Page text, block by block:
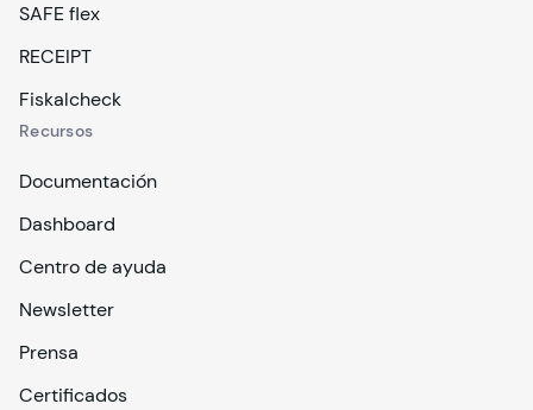
SAFE flex
RECEIPT
Fiskalcheck
Recursos
Documentación
Dashboard
Centro de ayuda
Newsletter
Prensa
Certificados